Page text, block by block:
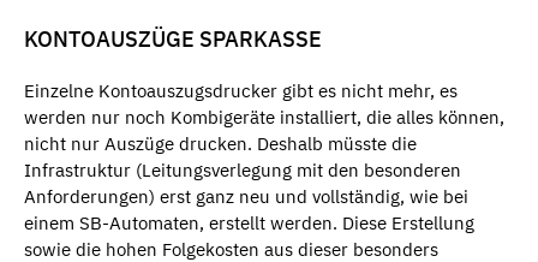
KONTOAUSZÜGE SPARKASSE
Einzelne Kontoauszugsdrucker gibt es nicht mehr, es
werden nur noch Kombigeräte installiert, die alles können,
nicht nur Auszüge drucken. Deshalb müsste die
Infrastruktur (Leitungsverlegung mit den besonderen
Anforderungen) erst ganz neu und vollständig, wie bei
einem SB-Automaten, erstellt werden. Diese Erstellung
sowie die hohen Folgekosten aus dieser besonders